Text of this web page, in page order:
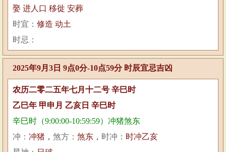
娶 进人口 移徙 安葬
时宜： 修造 动土
时忌：
2025年9月3日 9点0分-10点59分 时辰宜忌吉凶
农历二零二五年七月十二号 辛巳时
乙巳年 甲申月 乙亥日 辛巳时
辛巳时（9:00:00-10:59:59）冲猪煞东
冲： 冲猪， 煞方： 煞东， 时冲： 时冲乙亥